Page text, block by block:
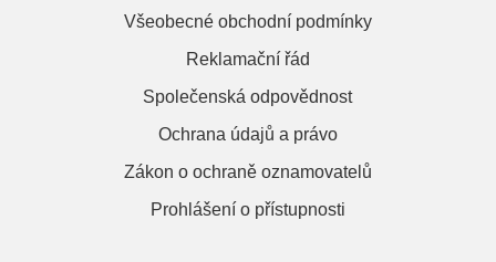
Všeobecné obchodní podmínky
Reklamační řád
Společenská odpovědnost
Ochrana údajů a právo
Zákon o ochraně oznamovatelů
Prohlášení o přístupnosti